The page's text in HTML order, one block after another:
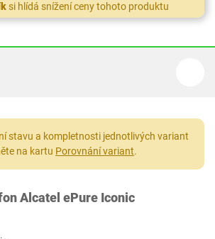
si hlídá snížení ceny tohoto produktu
stavu a kompletnosti jednotlivých variant
na kartu Porovnání variant.
Alcatel ePure Iconic